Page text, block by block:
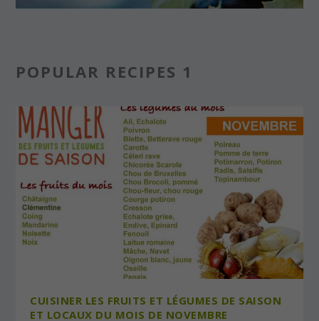
POPULAR RECIPES 1
CUISINER LES FRUITS ET LÉGUMES DE SAISON
ET LOCAUX DU MOIS DE NOVEMBRE